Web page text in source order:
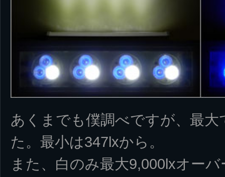
あくまでも僕調べですが、最大
た。最小は347lxから。
また、白のみ最大9,000lxオー